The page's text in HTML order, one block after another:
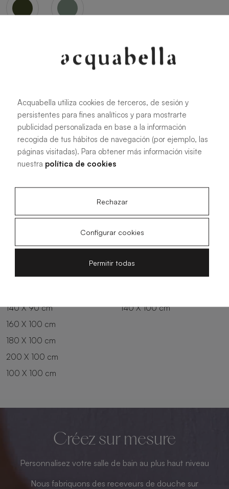
Toutes les dimensions
100 X 70 cm
100 X 90 cm
140 X 90 cm
180 X 90 cm
200 X 90 cm
140 X 100 cm
160 X 100 cm
180 X 100 cm
200 X 100 cm
100 X 100 cm
Créez sur mesure
Personnalisez votre salle de bain au plus haut niveau
Nous fabriquons des receveurs de douche sur
Acquabella utiliza cookies de terceros, de sesión y
persistentes para fines analíticos y para mostrarte
publicidad personalizada en base a la información
recogida de tus hábitos de navegación (por ejemplo, las
páginas visitadas). Para obtener más información visite
nuestra política de cookies
Rechazar
Configurar cookies
Permitir todas